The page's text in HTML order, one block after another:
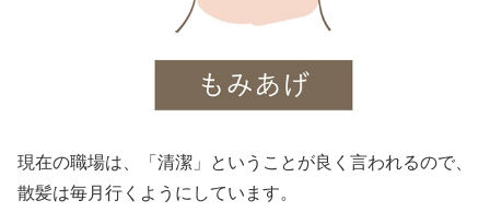
現在の職場は、「清潔」ということが良く言われるので、
散髪は毎月行くようにしています。